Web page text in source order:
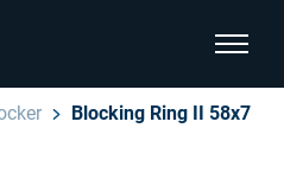
显示页
Blocking Ring II 58x7